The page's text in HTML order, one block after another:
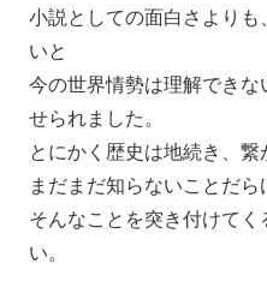
小説としての面白さより
いと
今の世界情勢は理解でき
せられました。
とにかく歴史は地続き、繋
まだまだ知らないことだら
そんなことを突き付けて
い。